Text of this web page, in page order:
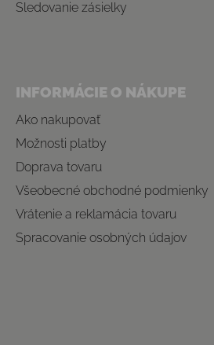
Sledovanie zásielky
INFORMÁCIE O NÁKUPE
Ako nakupovať
Možnosti platby
Doprava tovaru
Všeobecné obchodné podmienky
Vrátenie a reklamácia tovaru
Spracovanie osobných údajov